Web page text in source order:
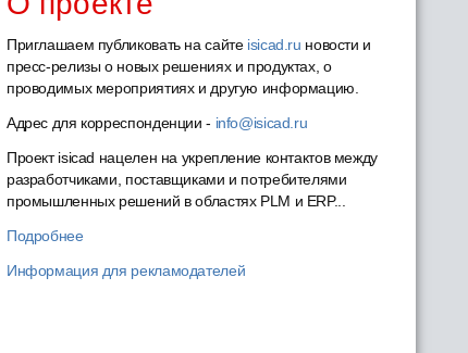
Приглашаем публиковать на сайте isicad.ru новости и
пресс-релизы о новых решениях и продуктах, о
проводимых мероприятиях и другую информацию.
Адрес для корреспонденции - info@isicad.ru
Проект isicad нацелен на укрепление контактов между
разработчиками, поставщиками и потребителями
промышленных решений в областях PLM и ERP...
Подробнее
Информация для рекламодателей